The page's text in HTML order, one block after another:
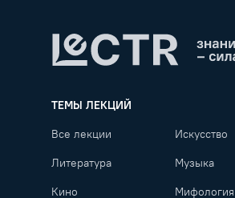
ТЕМЫ ЛЕКЦИЙ
Все лекции Искусство
Литература Музыка
Кино Мифология